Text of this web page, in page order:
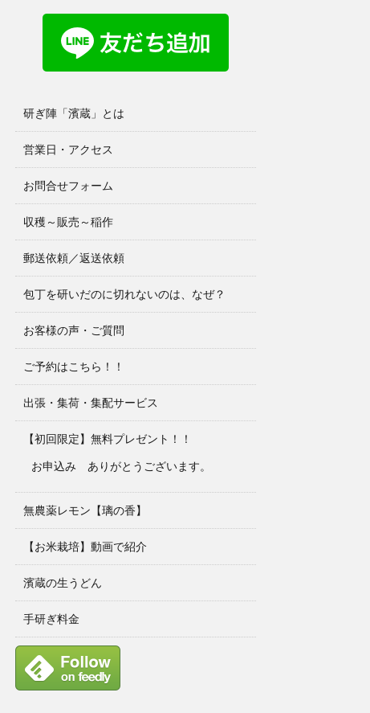
研ぎ陣「濱蔵」とは
営業日・アクセス
お問合せフォーム
収穫～販売～稲作
郵送依頼／返送依頼
包丁を研いだのに切れないのは、なぜ？
お客様の声・ご質問
ご予約はこちら！！
出張・集荷・集配サービス
【初回限定】無料プレゼント！！
お申込み ありがとうございます。
無農薬レモン【璃の香】
【お米栽培】動画で紹介
濱蔵の生うどん
手研ぎ料金